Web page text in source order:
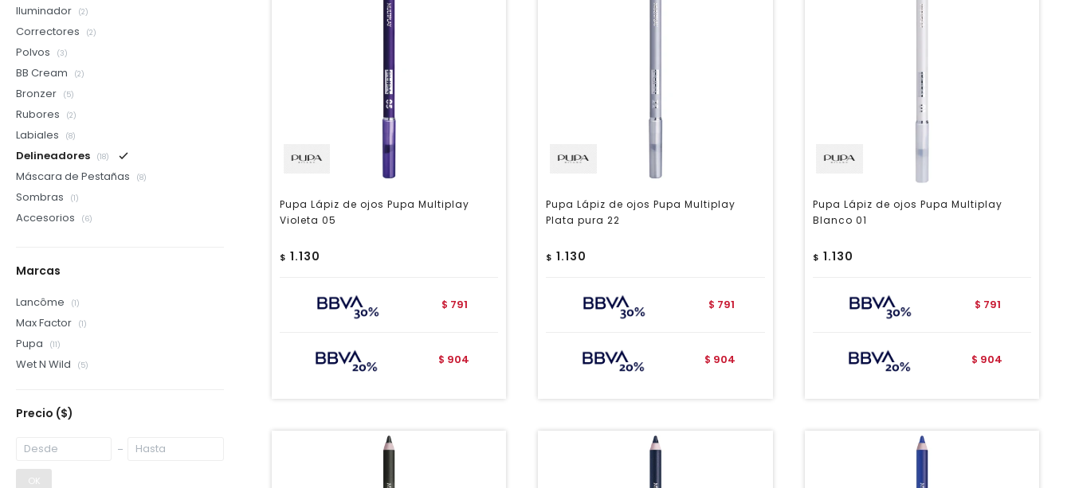
Pupa Lápiz de ojos Pupa Multiplay
Violeta 05
$ 1.130
$ 791
$ 904
Pupa Lápiz de ojos Pupa Multiplay
Plata pura 22
$ 1.130
$ 791
$ 904
Pupa Lápiz de ojos Pupa Multiplay
Blanco 01
$ 1.130
$ 791
$ 904
Iluminador (2)
Correctores (2)
Polvos (3)
BB Cream (2)
Bronzer (5)
Rubores (2)
Labiales (8)
Delineadores (18)
Máscara de Pestañas (8)
Sombras (1)
Accesorios (6)
Marcas
Lancôme (1)
Max Factor (1)
Pupa (11)
Wet N Wild (5)
Precio ($)
OK